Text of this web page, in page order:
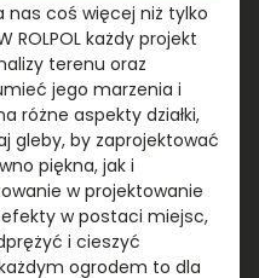
nas coś więcej niż tylko
ROLPOL każdy projekt
terenu oraz
jego marzenia i
różne aspekty działki,
gleby, by zaprojektować
piękna, jak i
w projektowanie
w postaci miejsc,
i cieszyć
ogrodem to dla